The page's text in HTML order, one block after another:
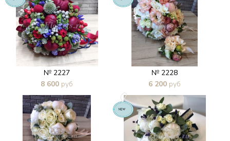
№ 2227
8 600 руб
В 1 клик
№ 2228
6 200 руб
В 1 клик